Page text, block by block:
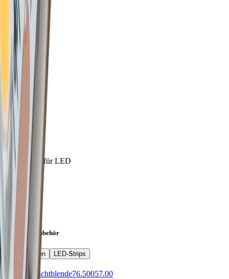
20 mm
Einbautiefe
10 mm
Garantie
2 Jahre
Höhe
10 mm
Material
Aluminium
max. Breite für LED
15.9 mm
Montageart
Einbau
Passendes Zubehör
Lichtblenden LED-Strips
Delta 02 Lichtblende76.50057.00